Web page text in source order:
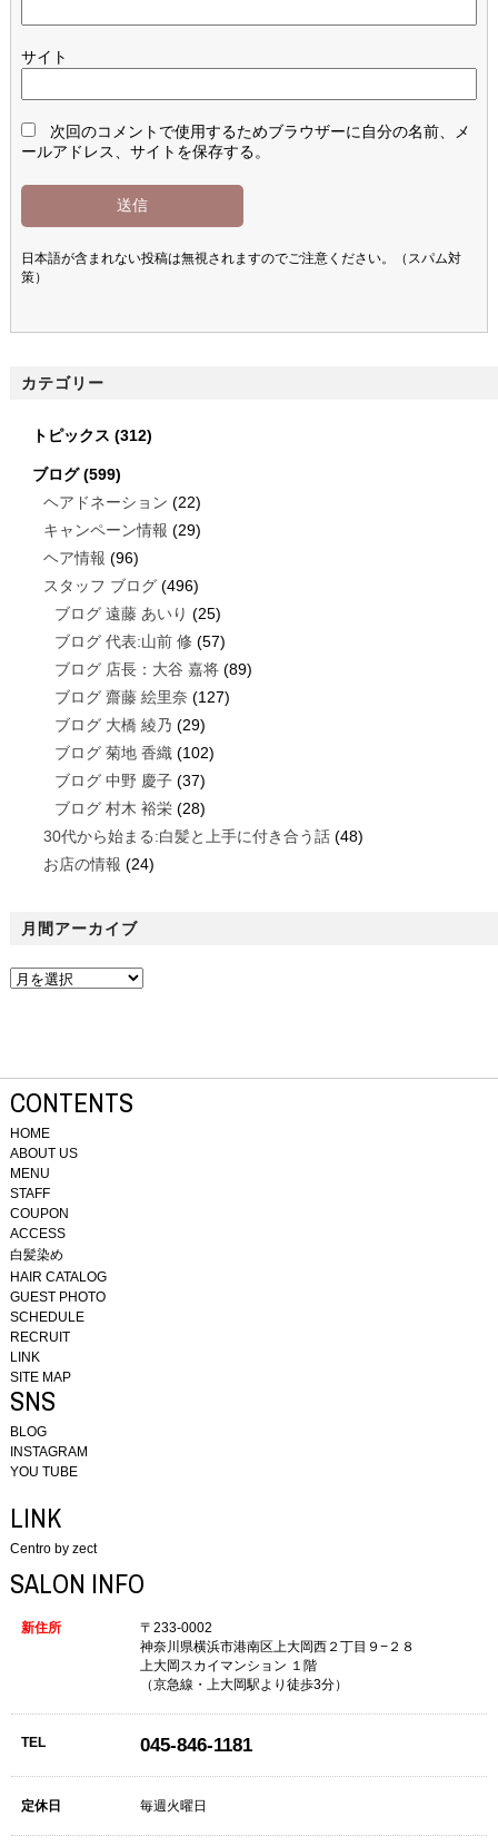
サイト
次回のコメントで使用するためブラウザーに自分の名前、メ
ールアドレス、サイトを保存する。
日本語が含まれない投稿は無視されますのでご注意ください。（スパム対
策）
カテゴリー
トピックス (312)
ブログ(599)
ヘアドネーション (22)
キャンペーン情報 (29)
ヘア情報 (96)
スタッフ ブログ(496)
ブログ 遠藤 あいり (25)
ブログ 代表:山前 修 (57)
ブログ 店長：大谷 嘉将(89)
ブログ 齋藤 絵里奈 (127)
ブログ 大橋 綾乃 (29)
ブログ 菊地 香織(102)
ブログ 中野 慶子(37)
ブログ 村木 裕栄(28)
30代から始まる:白髪と上手に付き合う話(48)
お店の情報 (24)
月間アーカイブ
CONTENTS
HOME
ABOUT US
MENU
STAFF
COUPON
ACCESS
白髪染め
HAIR CATALOG
GUEST PHOTO
SCHEDULE
RECRUIT
LINK
SITE MAP
SNS
BLOG
INSTAGRAM
YOU TUBE
LINK
Centro by zect
SALON INFO
新住所
〒233-0002
神奈川県横浜市港南区上大岡西２丁目９−２８
上大岡スカイマンション １階
（京急線・上大岡駅より徒歩3分）
TEL 045-846-1181
定休日 毎週火曜日